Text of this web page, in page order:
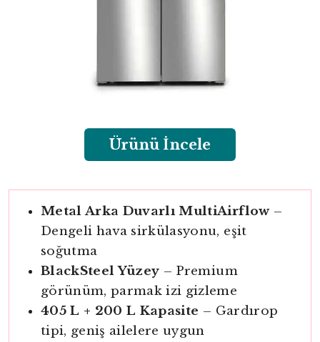
Ürünü İncele
Metal Arka Duvarlı MultiAirflow–
Dengeli hava sirkülasyonu, eşit
soğutma
BlackSteel Yüzey – Premium
görünüm, parmak izi gizleme
405 L + 200 L Kapasite – Gardırop
tipi, geniş ailelere uygun